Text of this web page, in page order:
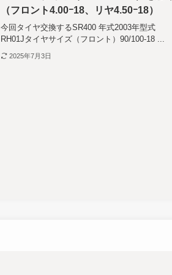
（フロント4.00ｰ18、リヤ4.50ｰ18）
今回タイヤ交換するSR400 年式2003年型式
RH01Jタイヤサイズ（フロント）90/100-18 ...
2025年7月3日